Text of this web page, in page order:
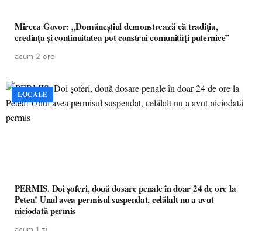
Mircea Govor: „Domăneștiul demonstrează că tradiția,
credința și continuitatea pot construi comunități puternice”
acum 2 ore
LOCALE
PERMIS. Doi șoferi, două dosare penale în doar 24 de ore la
Petea! Unul avea permisul suspendat, celălalt nu a avut
niciodată permis